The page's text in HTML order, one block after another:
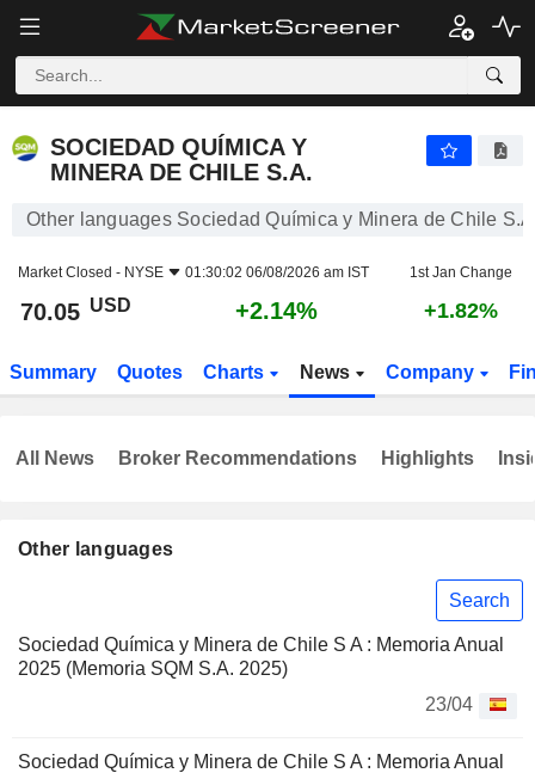
SOCIEDAD QUÍMICA Y
MINERA DE CHILE S.A.
Other languages Sociedad Química y Minera de Chile
Market Closed - NYSE 01:30:02 06/08/2026 am IST 1st Jan Change
70.05 USD +2.14% +1.82%
Summary Quotes Charts News Company
Other languages
Search
Sociedad Química y Minera de Chile S A : Memoria Anual
2025 (Memoria SQM S.A. 2025)
23/04
Sociedad Química y Minera de Chile S A : Memoria Anual
All News Broker Recommendations Highlights